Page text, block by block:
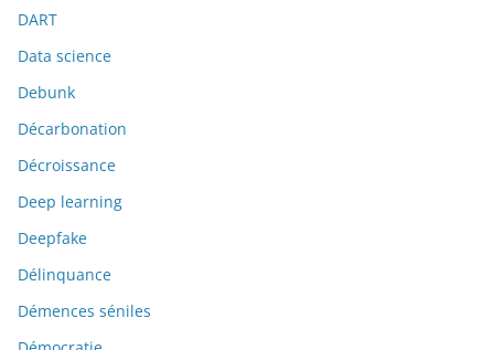
DART
Data science
Debunk
Décarbonation
Décroissance
Deep learning
Deepfake
Délinquance
Démences séniles